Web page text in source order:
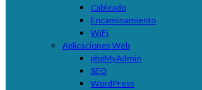
Cableado
Encaminamiento
WiFi
Aplicaciones Web
phpMyAdmin
SEO
WordPress